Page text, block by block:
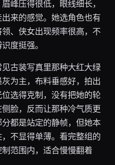
峰压得很低，眼线细长，
来的感觉。她选角色也有
、侠女出现频率很高，不
度挺强。
古装写真里那种大红大绿
为主，布料垂感好，拍出
选得克制，没有把她的轮
脸，反而让那种冷气质更
都是站定的静帧，但她本
不显得单薄。看完整组的
范围内，适合慢慢翻着